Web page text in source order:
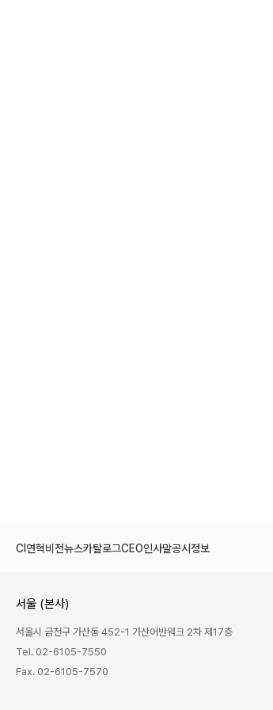
CI연혁비전뉴스카탈로그CEO인사말공시정보
서울 (본사)
서울시 금천구 가산동 452-1 가산어반워크 2차 제17층
Tel. 02-6105-7550
Fax. 02-6105-7570